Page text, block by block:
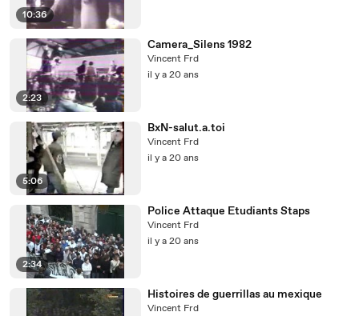
10:36
2:23
Camera_Silens 1982
Vincent Frd
il y a 20 ans
5:06
BxN-salut.a.toi
Vincent Frd
il y a 20 ans
2:34
Police Attaque Etudiants Staps
Vincent Frd
il y a 20 ans
Histoires de guerrillas au mexique
Vincent Frd